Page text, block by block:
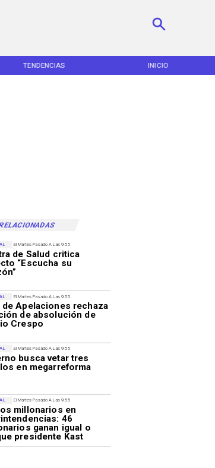
TENDENCIAS INICIO
El Martes Pasado A Las 9:55
de Salud critica
“Escucha su
El Martes Pasado A Las 9:55
de Apelaciones rechaza
de absolución de
Crespo
El Martes Pasado A Las 9:55
busca vetar tres
en megarreforma
El Martes Pasado A Las 9:55
millonarios en
46
ganan igual o
presidente Kast